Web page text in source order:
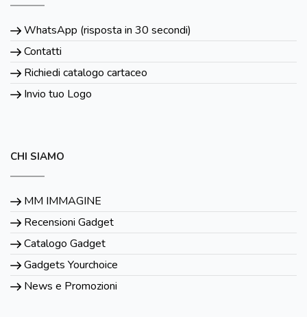
WhatsApp (risposta in 30 secondi)
Contatti
Richiedi catalogo cartaceo
Invio tuo Logo
CHI SIAMO
MM IMMAGINE
Recensioni Gadget
Catalogo Gadget
Gadgets Yourchoice
News e Promozioni